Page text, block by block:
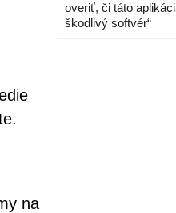
na
overiť, či táto
škodlivý softvér“